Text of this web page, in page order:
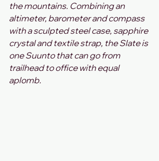
the mountains. Combining an
altimeter, barometer and compass
with a sculpted steel case, sapphire
crystal and textile strap, the Slate is
one Suunto that can go from
trailhead to office with equal
aplomb.